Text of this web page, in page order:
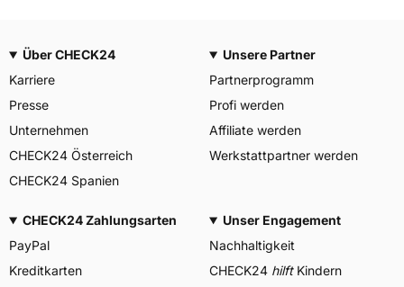
Über CHECK24
Karriere
Presse
Unternehmen
CHECK24 Österreich
CHECK24 Spanien
Unsere Partner
Partnerprogramm
Profi werden
Affiliate werden
Werkstattpartner werden
CHECK24 Zahlungsarten
PayPal
Kreditkarten
Unser Engagement
Nachhaltigkeit
CHECK24 hilftKindern